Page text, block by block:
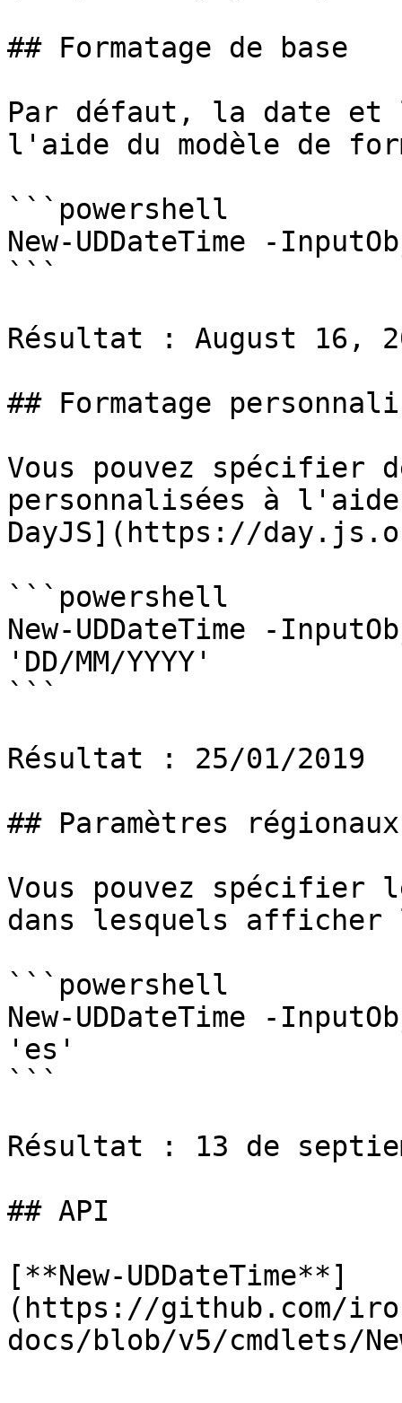
## Formatage de base
Par défaut, la date et
l'aide du modèle de
```powershell
New-UDDateTime -
```
Résultat : August 16,
## Formatage
Vous pouvez spécifier
personnalisées à l'aide
DayJS](https://
```powershell
New-UDDateTime -
'DD/MM/YYYY'
```
Résultat : 25/01/2019
## Paramètres régionaux
Vous pouvez spécifier
dans lesquels
```powershell
New-UDDateTime -
'es'
```
Résultat : 13 de
## API
[**New-UDDateTime**]
(https://github.com/
docs/blob/v5/cmdlets/